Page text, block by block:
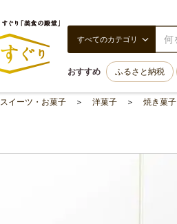
すべてのカテゴリ
おすすめ ふるさと納税
スイーツ・お菓子 洋菓子 焼き菓子